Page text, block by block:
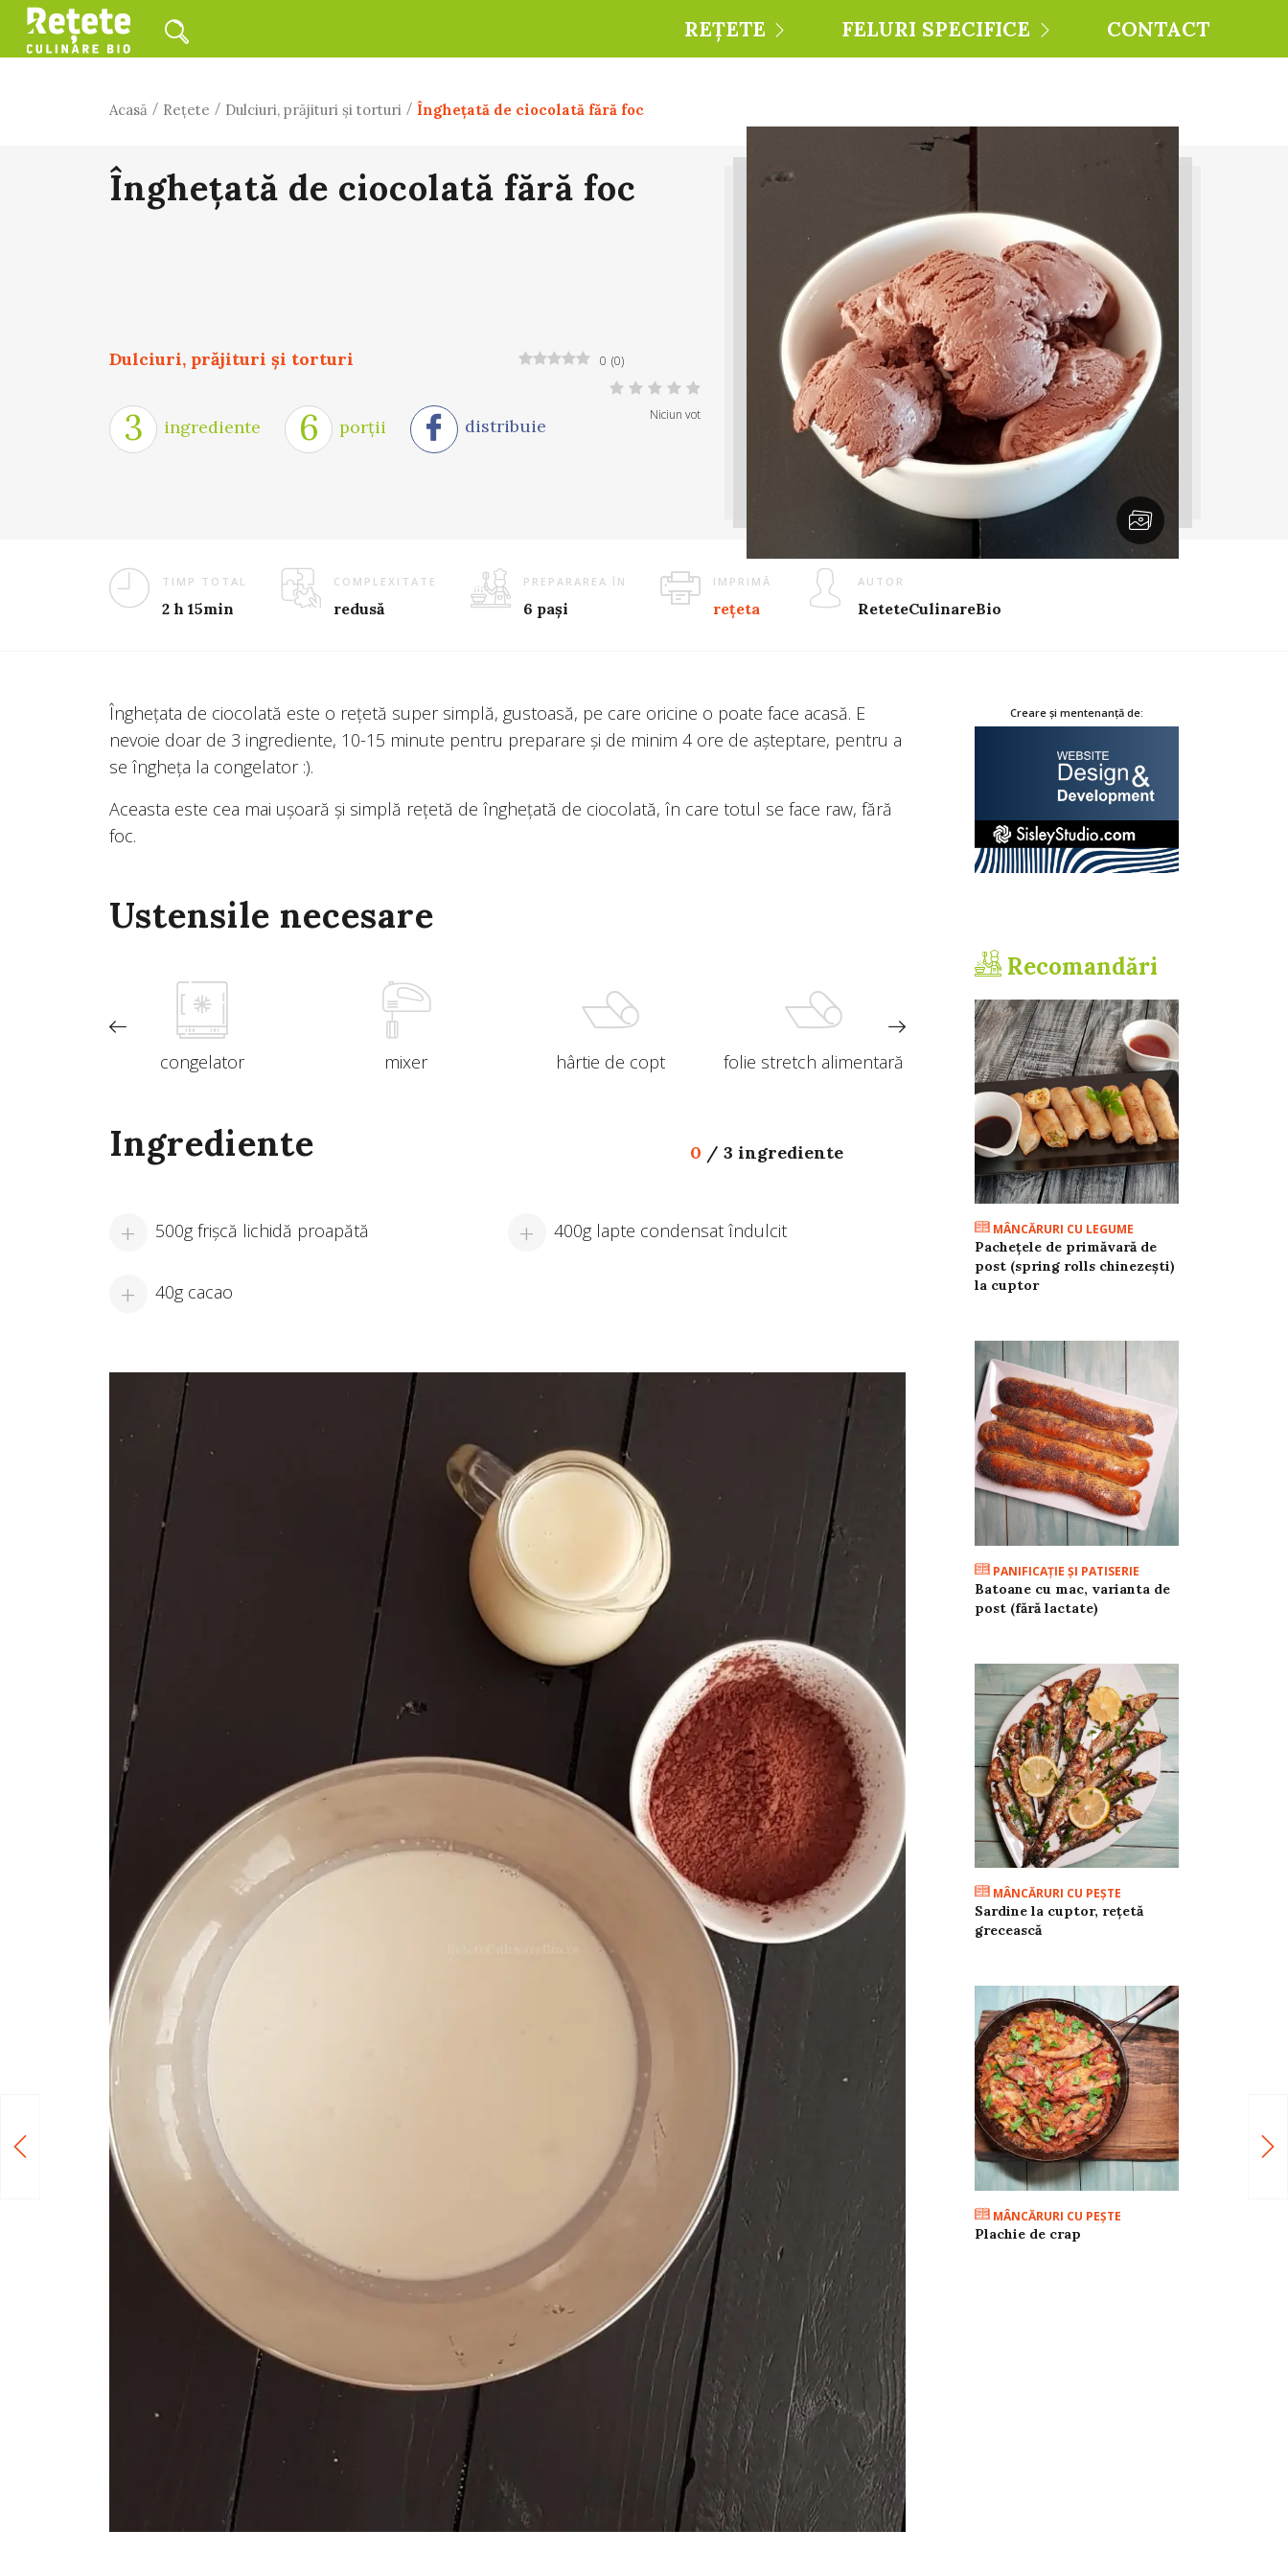
REȚETE FELURI SPECIFICE CONTACT
Acasă / Rețete / Dulciuri, prăjituri și torturi / Înghețată de ciocolată fără foc
Înghețată de ciocolată fără foc
Dulciuri, prăjituri și torturi 0 (0)
Niciun vot
3 ingrediente 6 porții distribuie
TIMP TOTAL
2 h 15min
COMPLEXITATE
redusă
PREPARAREA ÎN
6 pași
IMPRIMĂ
rețeta
AUTOR
ReteteCulinareBio
Înghețata de ciocolată este o rețetă super simplă, gustoasă, pe care oricine o poate face acasă. E
nevoie doar de 3 ingrediente, 10-15 minute pentru preparare și de minim 4 ore de așteptare, pentru a
se îngheța la congelator :).
Aceasta este cea mai ușoară și simplă rețetă de înghețată de ciocolată, în care totul se face raw, fără
foc.
Ustensile necesare
congelator mixer hârtie de copt folie stretch alimentară
Ingrediente 0 / 3 ingrediente
500g frișcă lichidă proapătă 400g lapte condensat îndulcit
40g cacao
Creare și mentenanță de:
Recomandări
MÂNCĂRURI CU LEGUME
Pachețele de primăvară de
post (spring rolls chinezești)
la cuptor
PANIFICAŢIE ŞI PATISERIE
Batoane cu mac, varianta de
post (fără lactate)
MÂNCĂRURI CU PEŞTE
Sardine la cuptor, rețetă
grecească
MÂNCĂRURI CU PEŞTE
Plachie de crap